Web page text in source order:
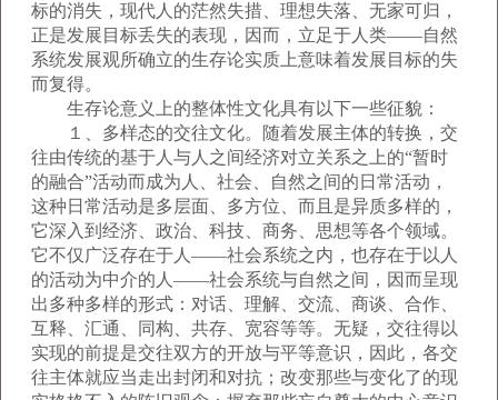
标的消失，现代人的茫然失措、理想失落、无家可归，
正是发展目标丢失的表现，因而，立足于人类——自然
系统发展观所确立的生存论实质上意味着发展目标的失
而复得。
生存论意义上的整体性文化具有以下一些征貌：
１、多样态的交往文化。随着发展主体的转换，交
往由传统的基于人与人之间经济对立关系之上的“暂时
的融合”活动而成为人、社会、自然之间的日常活动，
这种日常活动是多层面、多方位、而且是异质多样的，
它深入到经济、政治、科技、商务、思想等各个领域。
它不仅广泛存在于人——社会系统之内，也存在于以人
的活动为中介的人——社会系统与自然之间，因而呈现
出多种多样的形式：对话、理解、交流、商谈、合作、
互释、汇通、同构、共存、宽容等等。无疑，交往得以
实现的前提是交往双方的开放与平等意识，因此，各交
往主体就应当走出封闭和对抗；改变那些与变化了的现